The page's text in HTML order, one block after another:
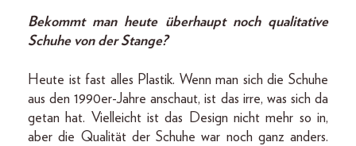
Bekommt man heute überhaupt noch qualitative
Schuhe von der Stange?
Heute ist fast alles Plastik. Wenn man sich die Schuhe
aus den 1990er-Jahre anschaut, ist das irre, was sich da
getan hat. Vielleicht ist das Design nicht mehr so in,
aber die Qualität der Schuhe war noch ganz anders.